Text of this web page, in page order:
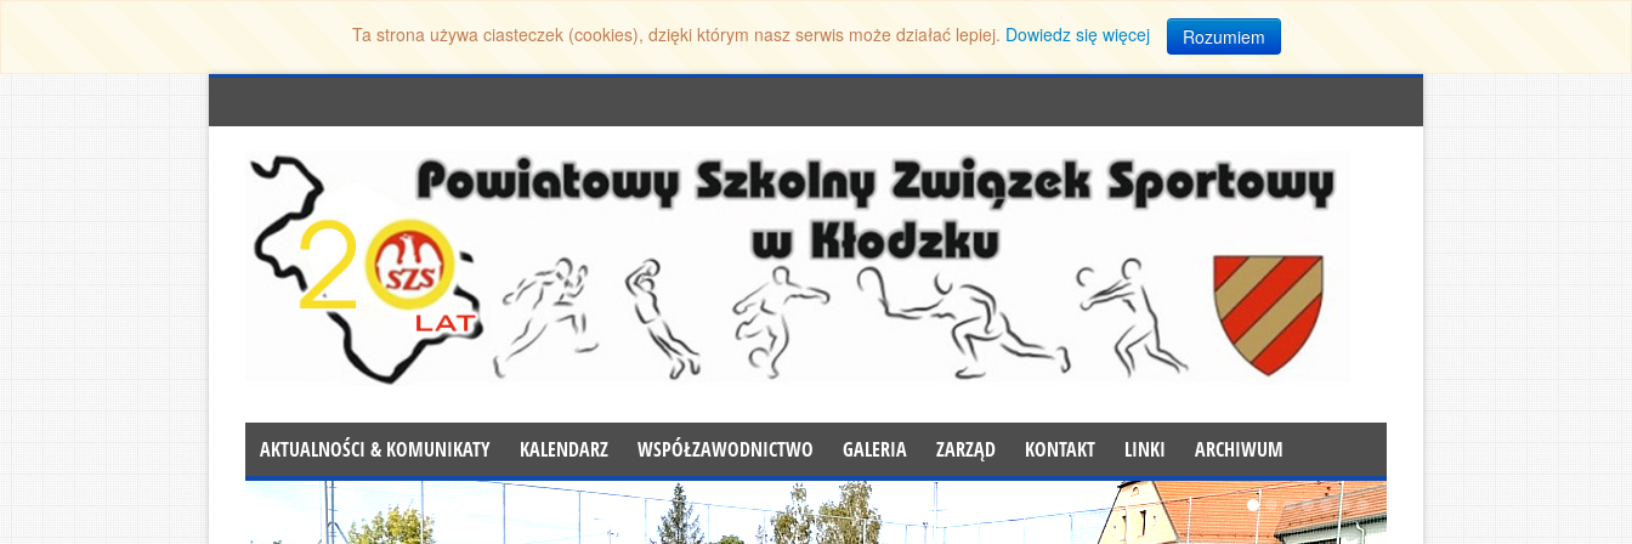
Ta strona używa ciasteczek (cookies), dzięki którym nasz serwis może działać lepiej. Dowiedz się więcej Rozumiem
AKTUALNOŚCI & KOMUNIKATY KALENDARZ WSPÓŁZAWODNICTWO GALERIA ZARZĄD KONTAKT LINKI ARCHIWUM